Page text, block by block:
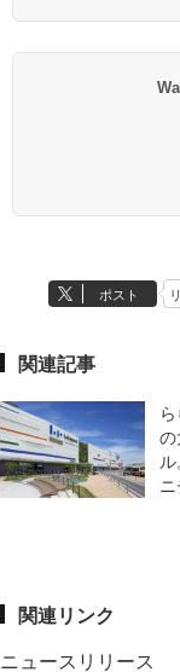
ポスト
関連記事
の
関連リンク
ニュースリリース